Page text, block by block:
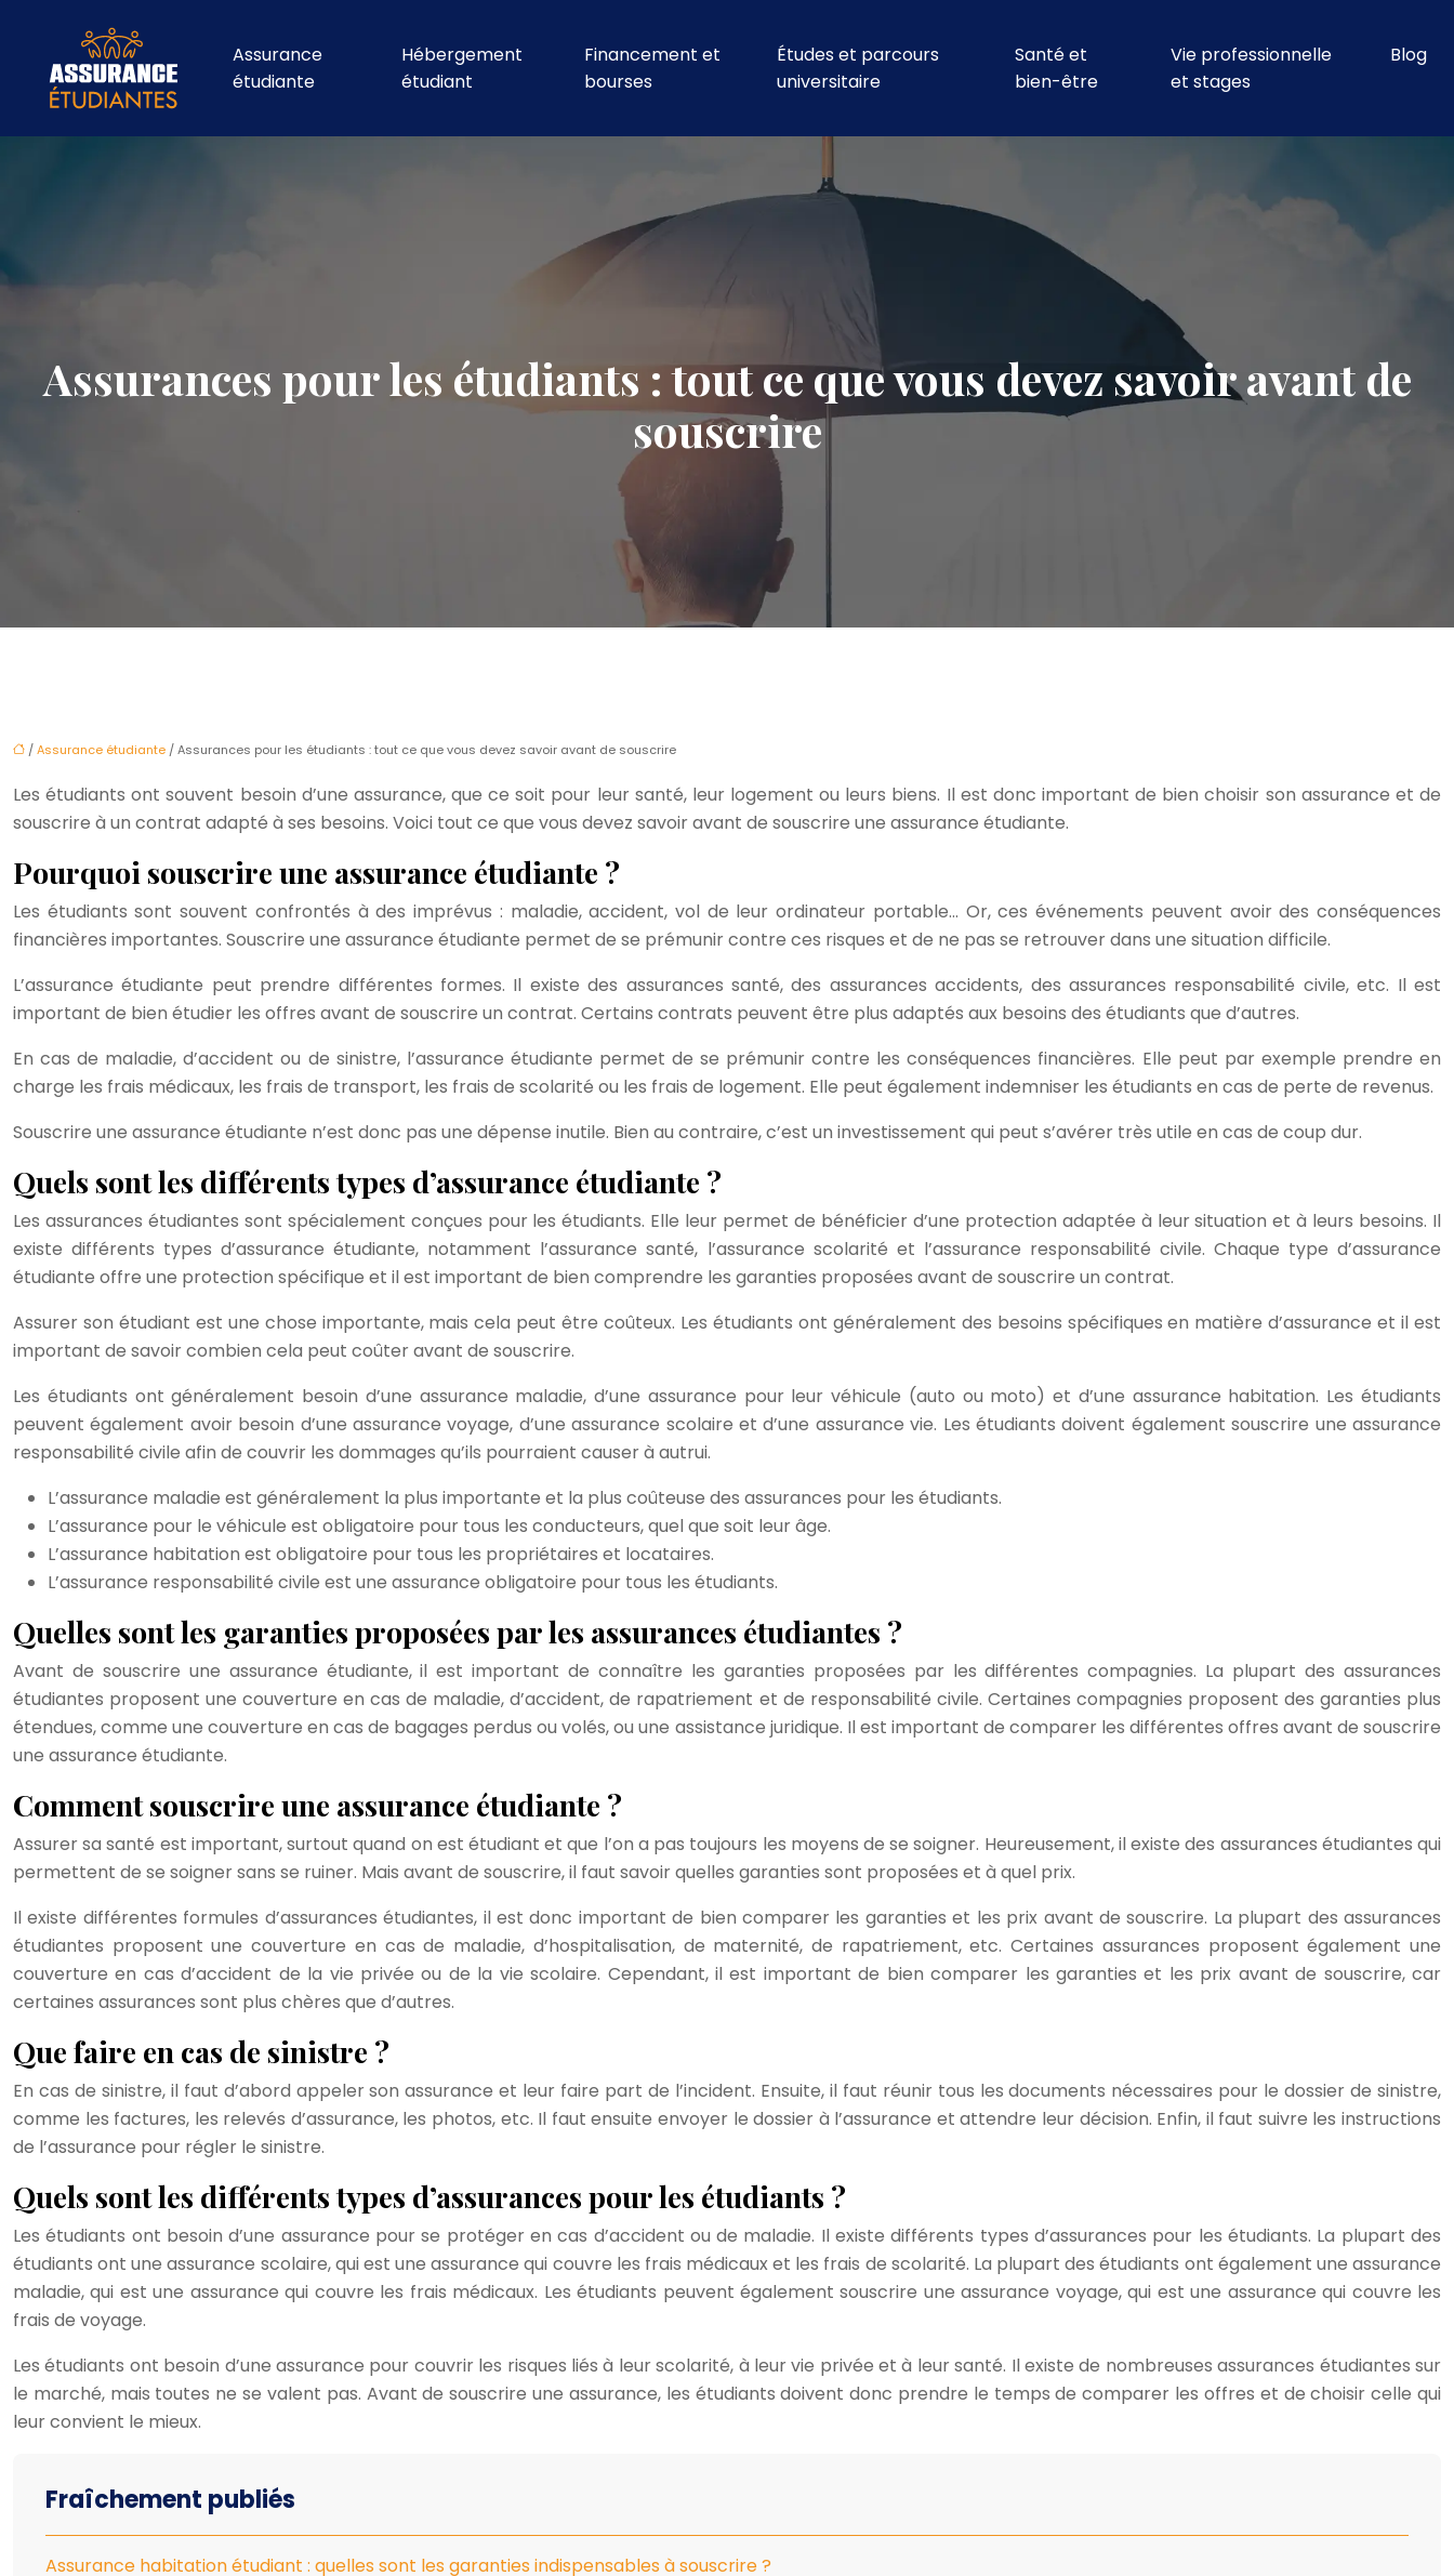
Assurance
étudiante
Hébergement
étudiant
Financement et
bourses
Études et parcours
universitaire
Santé et
bien-être
Vie professionnelle
et stages
Blog
Assurances pour les étudiants : tout ce que vous devez savoir avant de
souscrire
/Assurance étudiante / Assurances pour les étudiants : tout ce que vous devez savoir avant de souscrire
Les étudiants ont souvent besoin d’une assurance, que ce soit pour leur santé, leur logement ou leurs biens. Il est donc important de bien choisir son assurance et de
souscrire à un contrat adapté à ses besoins. Voici tout ce que vous devez savoir avant de souscrire une assurance étudiante.
Pourquoi souscrire une assurance étudiante ?
Les étudiants sont souvent confrontés à des imprévus : maladie, accident, vol de leur ordinateur portable… Or, ces événements peuvent avoir des conséquences
financières importantes. Souscrire une assurance étudiante permet de se prémunir contre ces risques et de ne pas se retrouver dans une situation difficile.
L’assurance étudiante peut prendre différentes formes. Il existe des assurances santé, des assurances accidents, des assurances responsabilité civile, etc. Il est
important de bien étudier les offres avant de souscrire un contrat. Certains contrats peuvent être plus adaptés aux besoins des étudiants que d’autres.
En cas de maladie, d’accident ou de sinistre, l’assurance étudiante permet de se prémunir contre les conséquences financières. Elle peut par exemple prendre en
charge les frais médicaux, les frais de transport, les frais de scolarité ou les frais de logement. Elle peut également indemniser les étudiants en cas de perte de revenus.
Souscrire une assurance étudiante n’est donc pas une dépense inutile. Bien au contraire, c’est un investissement qui peut s’avérer très utile en cas de coup dur.
Quels sont les différents types d’assurance étudiante ?
Les assurances étudiantes sont spécialement conçues pour les étudiants. Elle leur permet de bénéficier d’une protection adaptée à leur situation et à leurs besoins. Il
existe différents types d’assurance étudiante, notamment l’assurance santé, l’assurance scolarité et l’assurance responsabilité civile. Chaque type d’assurance
étudiante offre une protection spécifique et il est important de bien comprendre les garanties proposées avant de souscrire un contrat.
Assurer son étudiant est une chose importante, mais cela peut être coûteux. Les étudiants ont généralement des besoins spécifiques en matière d’assurance et il est
important de savoir combien cela peut coûter avant de souscrire.
Les étudiants ont généralement besoin d’une assurance maladie, d’une assurance pour leur véhicule (auto ou moto) et d’une assurance habitation. Les étudiants
peuvent également avoir besoin d’une assurance voyage, d’une assurance scolaire et d’une assurance vie. Les étudiants doivent également souscrire une assurance
responsabilité civile afin de couvrir les dommages qu’ils pourraient causer à autrui.
L’assurance maladie est généralement la plus importante et la plus coûteuse des assurances pour les étudiants.
L’assurance pour le véhicule est obligatoire pour tous les conducteurs, quel que soit leur âge.
L’assurance habitation est obligatoire pour tous les propriétaires et locataires.
L’assurance responsabilité civile est une assurance obligatoire pour tous les étudiants.
Quelles sont les garanties proposées par les assurances étudiantes ?
Avant de souscrire une assurance étudiante, il est important de connaître les garanties proposées par les différentes compagnies. La plupart des assurances
étudiantes proposent une couverture en cas de maladie, d’accident, de rapatriement et de responsabilité civile. Certaines compagnies proposent des garanties plus
étendues, comme une couverture en cas de bagages perdus ou volés, ou une assistance juridique. Il est important de comparer les différentes offres avant de souscrire
une assurance étudiante.
Comment souscrire une assurance étudiante ?
Assurer sa santé est important, surtout quand on est étudiant et que l’on a pas toujours les moyens de se soigner. Heureusement, il existe des assurances étudiantes qui
permettent de se soigner sans se ruiner. Mais avant de souscrire, il faut savoir quelles garanties sont proposées et à quel prix.
Il existe différentes formules d’assurances étudiantes, il est donc important de bien comparer les garanties et les prix avant de souscrire. La plupart des assurances
étudiantes proposent une couverture en cas de maladie, d’hospitalisation, de maternité, de rapatriement, etc. Certaines assurances proposent également une
couverture en cas d’accident de la vie privée ou de la vie scolaire. Cependant, il est important de bien comparer les garanties et les prix avant de souscrire, car
certaines assurances sont plus chères que d’autres.
Que faire en cas de sinistre ?
En cas de sinistre, il faut d’abord appeler son assurance et leur faire part de l’incident. Ensuite, il faut réunir tous les documents nécessaires pour le dossier de sinistre,
comme les factures, les relevés d’assurance, les photos, etc. Il faut ensuite envoyer le dossier à l’assurance et attendre leur décision. Enfin, il faut suivre les instructions
de l’assurance pour régler le sinistre.
Quels sont les différents types d’assurances pour les étudiants ?
Les étudiants ont besoin d’une assurance pour se protéger en cas d’accident ou de maladie. Il existe différents types d’assurances pour les étudiants. La plupart des
étudiants ont une assurance scolaire, qui est une assurance qui couvre les frais médicaux et les frais de scolarité. La plupart des étudiants ont également une assurance
maladie, qui est une assurance qui couvre les frais médicaux. Les étudiants peuvent également souscrire une assurance voyage, qui est une assurance qui couvre les
frais de voyage.
Les étudiants ont besoin d’une assurance pour couvrir les risques liés à leur scolarité, à leur vie privée et à leur santé. Il existe de nombreuses assurances étudiantes sur
le marché, mais toutes ne se valent pas. Avant de souscrire une assurance, les étudiants doivent donc prendre le temps de comparer les offres et de choisir celle qui
leur convient le mieux.
Fraîchement publiés
Assurance habitation étudiant : quelles sont les garanties indispensables à souscrire ?